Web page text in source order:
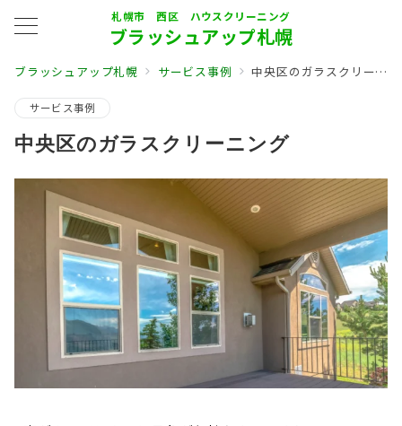
札幌市 西区 ハウスクリーニング
ブラッシュアップ札幌
ブラッシュアップ札幌 サービス事例 中央区のガラスクリーニング
サービス事例
中央区のガラスクリーニング